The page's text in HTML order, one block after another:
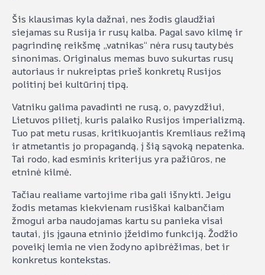
Šis klausimas kyla dažnai, nes žodis glaudžiai
siejamas su Rusija ir rusų kalba. Pagal savo kilmę ir
pagrindinę reikšmę „vatnikas“ nėra rusų tautybės
sinonimas. Originalus memas buvo sukurtas rusų
autoriaus ir nukreiptas prieš konkretų Rusijos
politinį bei kultūrinį tipą.
Vatniku galima pavadinti ne rusą, o, pavyzdžiui,
Lietuvos pilietį, kuris palaiko Rusijos imperializmą.
Tuo pat metu rusas, kritikuojantis Kremliaus režimą
ir atmetantis jo propagandą, į šią sąvoką nepatenka.
Tai rodo, kad esminis kriterijus yra pažiūros, ne
etninė kilmė.
Tačiau realiame vartojime riba gali išnykti. Jeigu
žodis metamas kiekvienam rusiškai kalbančiam
žmogui arba naudojamas kartu su panieka visai
tautai, jis įgauna etninio įžeidimo funkciją. Žodžio
poveikį lemia ne vien žodyno apibrėžimas, bet ir
konkretus kontekstas.